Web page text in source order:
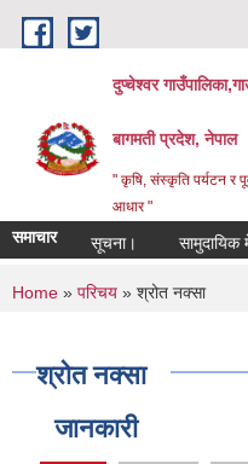
Skip to main content
दुप्चेश्वर
बागमती प्रदेश, नेपाल
" कृषि, संस्कृति पर्यटन र
आधार "
समाचार
सम्बन्धी सूचना। सामुदायिक
You are here
Home » परिचय » श्रोत नक्सा
श्रोत नक्सा
जानकारी